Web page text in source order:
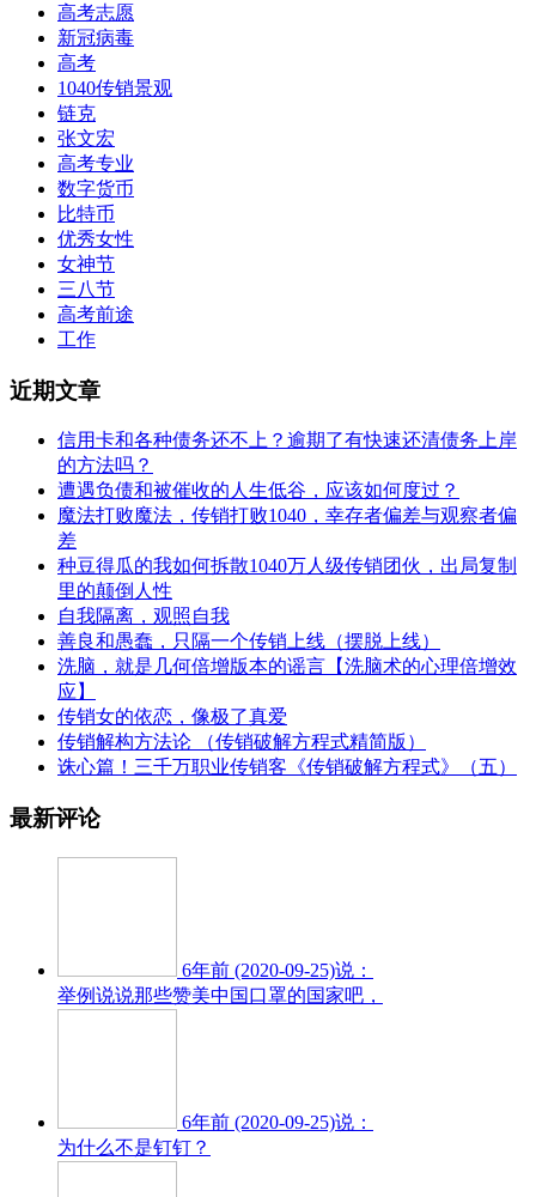
高考志愿
新冠病毒
高考
1040传销景观
链克
张文宏
高考专业
数字货币
比特币
优秀女性
女神节
三八节
高考前途
工作
近期文章
信用卡和各种债务还不上？逾期了有快速还清债务上岸
的方法吗？
遭遇负债和被催收的人生低谷，应该如何度过？
魔法打败魔法，传销打败1040，幸存者偏差与观察者偏
差
种豆得瓜的我如何拆散1040万人级传销团伙，出局复制
里的颠倒人性
自我隔离，观照自我
善良和愚蠢，只隔一个传销上线（摆脱上线）
洗脑，就是几何倍增版本的谣言【洗脑术的心理倍增效
应】
传销女的依恋，像极了真爱
传销解构方法论 （传销破解方程式精简版）
诛心篇！三千万职业传销客《传销破解方程式》（五）
最新评论
6年前 (2020-09-25)说：
举例说说那些赞美中国口罩的国家吧，
6年前 (2020-09-25)说：
为什么不是钉钉？